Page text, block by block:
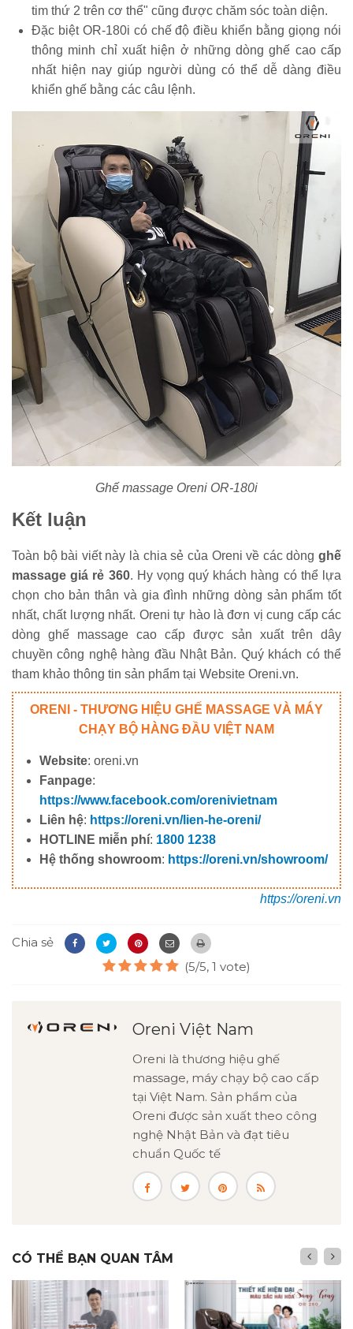
tim thứ 2 trên cơ thể" cũng được chăm sóc toàn diện.
Đặc biệt OR-180i có chế độ điều khiển bằng giọng nói
thông minh chỉ xuất hiện ở những dòng ghế cao cấp
nhất hiện nay giúp người dùng có thể dễ dàng điều
khiển ghế bằng các câu lệnh.
Ghế massage Oreni OR-180i
Kết luận
Toàn bộ bài viết này là chia sẻ của Oreni về các dòng ghế
massage giá rẻ 360. Hy vọng quý khách hàng có thể lựa
chọn cho bản thân và gia đình những dòng sản phẩm tốt
nhất, chất lượng nhất. Oreni tự hào là đơn vị cung cấp các
dòng ghế massage cao cấp được sản xuất trên dây
chuyền công nghệ hàng đầu Nhật Bản. Quý khách có thể
tham khảo thông tin sản phẩm tại Website Oreni.vn.
ORENI - THƯƠNG HIỆU GHẾ MASSAGE VÀ MÁY
CHẠY BỘ HÀNG ĐẦU VIỆT NAM
Website: oreni.vn
Fanpage:
https://www.facebook.com/orenivietnam
Liên hệ: https://oreni.vn/lien-he-oreni/
HOTLINE miễn phí: 1800 1238
Hệ thống showroom: https://oreni.vn/showroom/
https://oreni.vn
Chia sẻ
(5/5, 1 vote)
Oreni Việt Nam
Oreni là thương hiệu ghế
massage, máy chạy bộ cao cấp
tại Việt Nam. Sản phẩm của
Oreni được sản xuất theo công
nghệ Nhật Bản và đạt tiêu
chuẩn Quốc tế
CÓ THỂ BẠN QUAN TÂM